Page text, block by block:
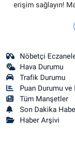
erişim sağlayın!
Nöbetçi
Hava Durumu
Trafik Durumu
Puan Durumu
Tüm Manşetler
Son Dakika
Haber Arşivi